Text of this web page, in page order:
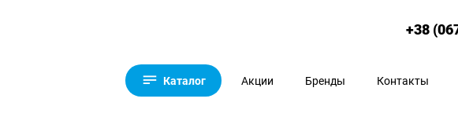
+38
Каталог Акции Бренды Контакты